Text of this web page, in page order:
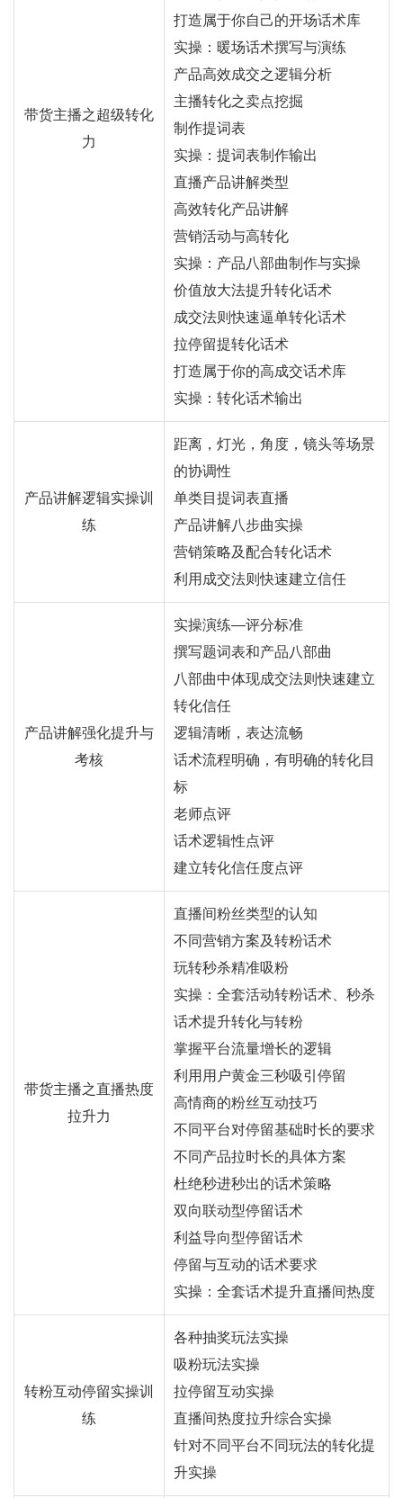
带货主播之超级转化
力
打造属于你自己的开场话术库
实操：暖场话术撰写与演练
产品高效成交之逻辑分析
主播转化之卖点挖掘
制作提词表
实操：提词表制作输出
直播产品讲解类型
高效转化产品讲解
营销活动与高转化
实操：产品八部曲制作与实操
价值放大法提升转化话术
成交法则快速逼单转化话术
拉停留提转化话术
打造属于你的高成交话术库
实操：转化话术输出
产品讲解逻辑实操训
练
距离，灯光，角度，镜头等场景
的协调性
单类目提词表直播
产品讲解八步曲实操
营销策略及配合转化话术
利用成交法则快速建立信任
产品讲解强化提升与
考核
实操演练—评分标准
撰写题词表和产品八部曲
八部曲中体现成交法则快速建立
转化信任
逻辑清晰，表达流畅
话术流程明确，有明确的转化目
标
老师点评
话术逻辑性点评
建立转化信任度点评
带货主播之直播热度
拉升力
直播间粉丝类型的认知
不同营销方案及转粉话术
玩转秒杀精准吸粉
实操：全套活动转粉话术、秒杀
话术提升转化与转粉
掌握平台流量增长的逻辑
利用用户黄金三秒吸引停留
高情商的粉丝互动技巧
不同平台对停留基础时长的要求
不同产品拉时长的具体方案
杜绝秒进秒出的话术策略
双向联动型停留话术
利益导向型停留话术
停留与互动的话术要求
实操：全套话术提升直播间热度
转粉互动停留实操训
练
各种抽奖玩法实操
吸粉玩法实操
拉停留互动实操
直播间热度拉升综合实操
针对不同平台不同玩法的转化提
升实操